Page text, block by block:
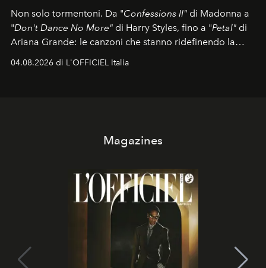
Non solo tormentoni. Da "Confessions II" di Madonna a
"Don't Dance No More" di Harry Styles, fino a "Petal" di
Ariana Grande: le canzoni che stanno ridefinendo la
04.08.2026 di L'OFFICIEL Italia
Magazines